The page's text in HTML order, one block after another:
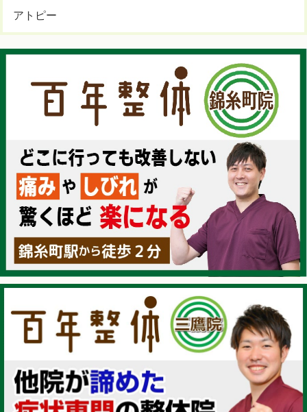
アトピー